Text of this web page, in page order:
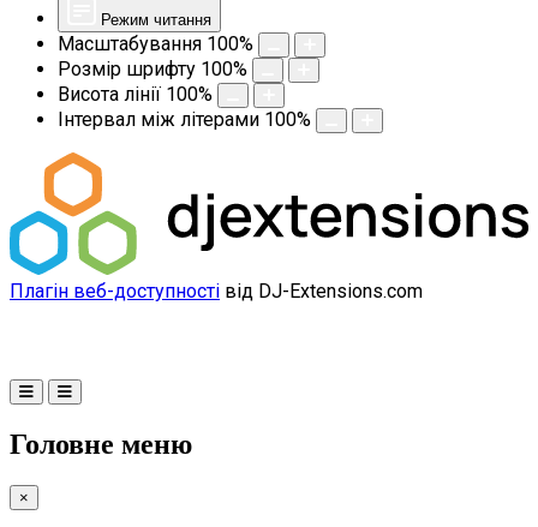
Режим читання
Масштабування 100%
Розмір шрифту 100%
Висота лінії 100%
Інтервал між літерами 100%
Плагін веб-доступності від DJ-Extensions.com
Головне меню
×